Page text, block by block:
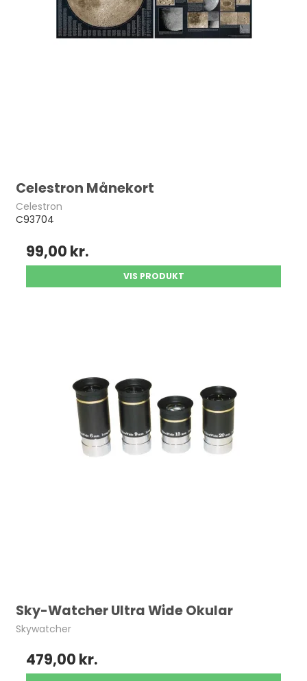
Celestron Månekort
Celestron
C93704
99,00 kr.
VIS PRODUKT
Sky-Watcher Ultra Wide Okular
Skywatcher
479,00 kr.